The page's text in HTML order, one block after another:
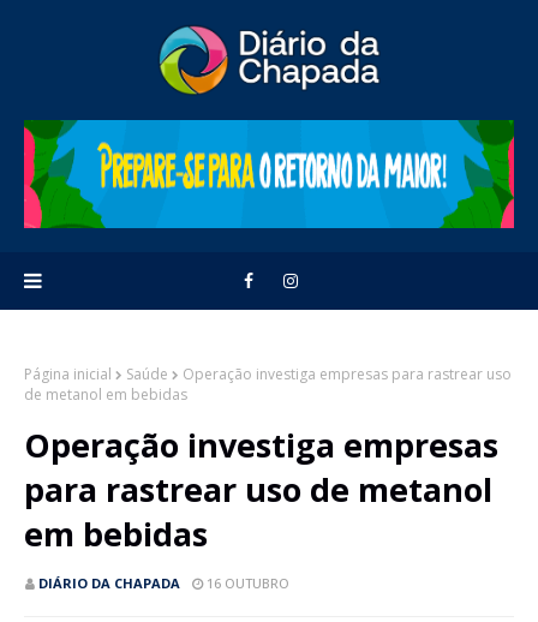
Página inicial Saúde
Operação investiga empresas para rastrear uso
de metanol em bebidas
Operação investiga empresas
para rastrear uso de metanol
em bebidas
DIÁRIO DA CHAPADA 16 OUTUBRO